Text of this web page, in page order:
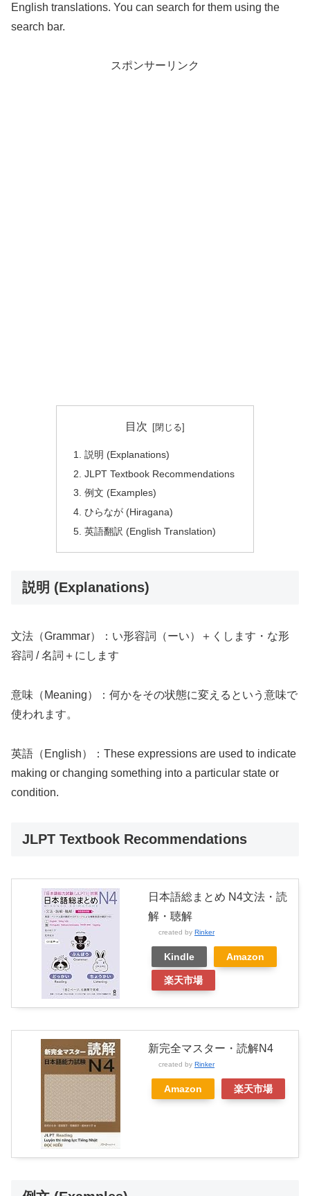
English translations. You can search for them using the
search bar.
スポンサーリンク
目次
説明 (Explanations)
JLPT Textbook Recommendations
例文 (Examples)
ひらなが (Hiragana)
英語翻訳 (English Translation)
説明 (Explanations)
文法（Grammar）：い形容詞（ーい）＋くします・な形
容詞 / 名詞＋にします
意味（Meaning）：何かをその状態に変えるという意味で
使われます。
英語（English）：These expressions are used to indicate
making or changing something into a particular state or
condition.
JLPT Textbook Recommendations
日本語総まとめ N4文法・読
解・聴解
created by Rinker
Kindle Amazon
楽天市場
新完全マスター・読解N4
created by Rinker
Amazon 楽天市場